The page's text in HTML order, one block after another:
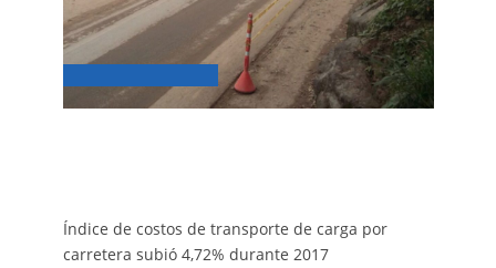
Índice de costos de transporte de carga por
carretera subió 4,72% durante 2017